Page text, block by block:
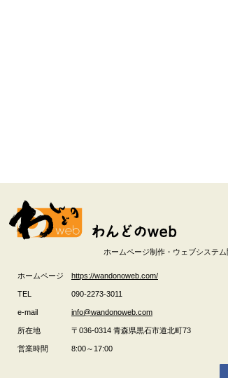
ホームページ制作・ウェブシステ
ホームページ https://wandonoweb.com/
TEL 090-2273-3011
e-mail info@wandonoweb.com
所在地 〒036-0314 青森県黒石市道北町73
営業時間 8:00～17:00